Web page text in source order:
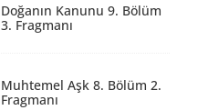
Doğanın Kanunu 9. Bölüm
3. Fragmanı
Muhtemel Aşk 8. Bölüm 2.
Fragmanı